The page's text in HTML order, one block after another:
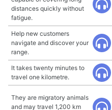
distances quickly without
fatigue.
Help new customers
navigate and discover your
range.
It takes twenty minutes to
travel one kilometre.
They are migratory animals
and may travel 1,200 km